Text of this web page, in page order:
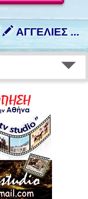
ΑΓΓΕΛΙΕΣ ...